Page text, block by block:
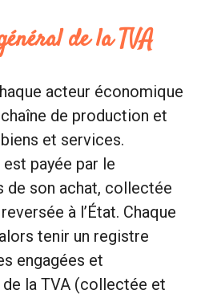
de la TVA
acteur économique
de production et
et services.
payée par le
de son achat, collectée
à l’État. Chaque
tenir un registre
engagées et
la TVA (collectée et